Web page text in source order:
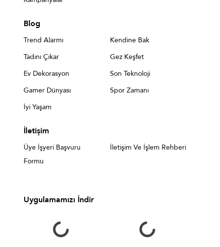
Blog
Trend Alarmı
Kendine Bak
Tadını Çıkar
Gez Keşfet
Ev Dekorasyon
Son Teknoloji
Gamer Dünyası
Spor Zamanı
İyi Yaşam
İletişim
Üye İşyeri Başvuru
Formu
İletişim Ve İşlem Rehberi
Uygulamamızı İndir